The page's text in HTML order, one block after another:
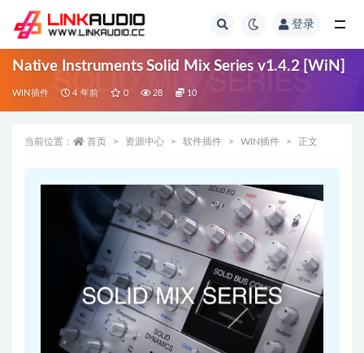
登录
Native Instruments Solid Mix Series v1.4.2 [WiN]
WIN插件 4 年前 0 28 10
当前位置： 首页 资源中心 软件插件 WIN插件 正文